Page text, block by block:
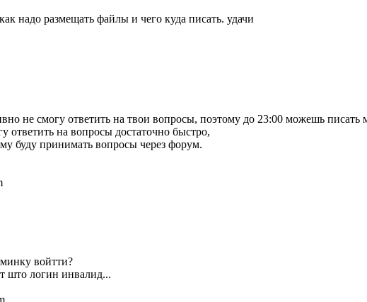
надо размещать файлы и чего куда писать. удачи
не смогу ответить на твои вопросы, поэтому до 23:00 можешь
ответить на вопросы достаточно быстро,
буду принимать вопросы через форум.
войтти?
што логин инвалид...